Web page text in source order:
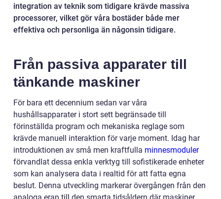
integration av teknik som tidigare krävde massiva
processorer, vilket gör våra bostäder både mer
effektiva och personliga än någonsin tidigare.
Från passiva apparater till
tänkande maskiner
För bara ett decennium sedan var våra
hushållsapparater i stort sett begränsade till
förinställda program och mekaniska reglage som
krävde manuell interaktion för varje moment. Idag har
introduktionen av små men kraftfulla minnesmoduler
förvandlat dessa enkla verktyg till sofistikerade enheter
som kan analysera data i realtid för att fatta egna
beslut. Denna utveckling markerar övergången från den